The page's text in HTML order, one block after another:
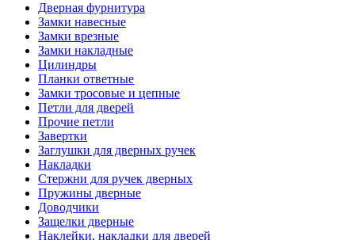
Дверная фурнитура
Замки навесные
Замки врезные
Замки накладные
Цилиндры
Планки ответные
Замки тросовые и цепные
Петли для дверей
Прочие петли
Завертки
Заглушки для дверных ручек
Накладки
Стержни для ручек дверных
Пружины дверные
Доводчики
Защелки дверные
Наклейки, накладки для дверей